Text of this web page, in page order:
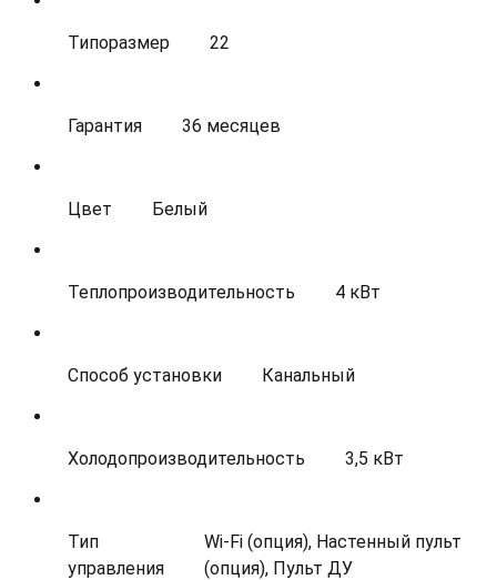
Типоразмер 22
Гарантия 36 месяцев
Цвет Белый
Теплопроизводительность 4 кВт
Способ установки Канальный
Холодопроизводительность 3,5 кВт
Тип
управления
Wi-Fi (опция), Настенный пульт
(опция), Пульт ДУ